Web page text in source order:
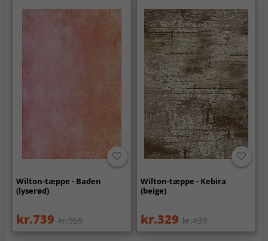
Wilton-tæppe - Baden
(lyserød)
kr.739 kr.959
Wilton-tæppe - Kebira
(beige)
kr.329 kr.439